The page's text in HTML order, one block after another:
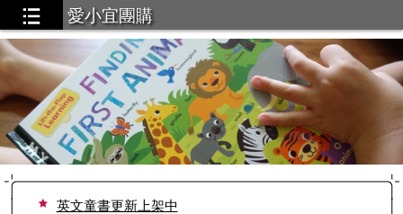
愛小宜團購
英文童書更新上架中